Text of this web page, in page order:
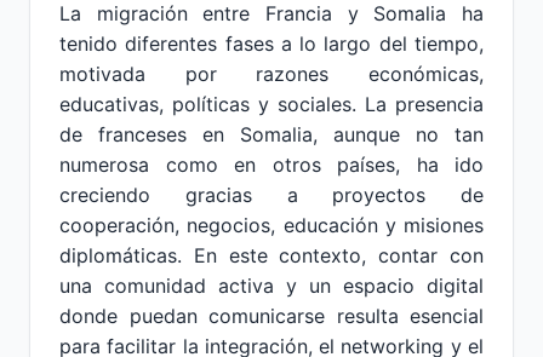
La migración entre Francia y Somalia ha
tenido diferentes fases a lo largo del tiempo,
motivada por razones económicas,
educativas, políticas y sociales. La presencia
de franceses en Somalia, aunque no tan
numerosa como en otros países, ha ido
creciendo gracias a proyectos de
cooperación, negocios, educación y misiones
diplomáticas. En este contexto, contar con
una comunidad activa y un espacio digital
donde puedan comunicarse resulta esencial
para facilitar la integración, el networking y el